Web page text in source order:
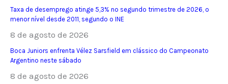
Taxa de desemprego atinge 5,3% no segundo trimestre de 2026, o
menor nível desde 2011, segundo o INE
8 de agosto de 2026
Boca Juniors enfrenta Vélez Sarsfield em clássico do Campeonato
Argentino neste sábado
8 de agosto de 2026